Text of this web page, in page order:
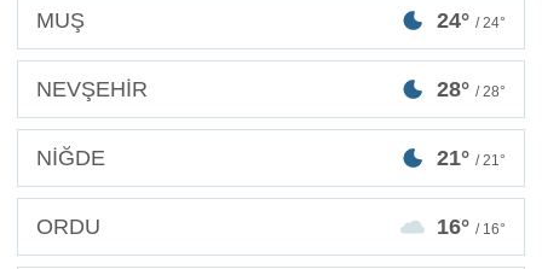
MUŞ 24° / 24°
NEVŞEHİR 28° / 28°
NİĞDE 21° / 21°
ORDU 16° / 16°